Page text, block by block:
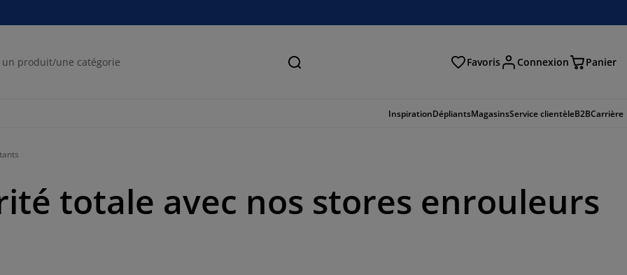
Recherche Favoris Connexion Panier
InspirationDépliantsMagasinsService clientèleB2BCarrière
totale avec nos stores enrouleurs